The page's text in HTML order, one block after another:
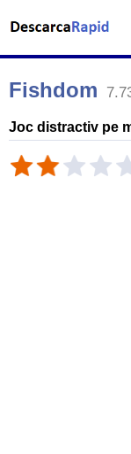
Fishdom
Joc distractiv pe